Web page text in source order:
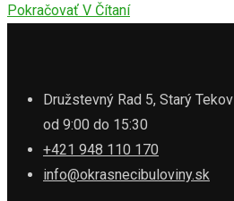
Pokračovať V Čítaní
Družstevný Rad 5, Starý Tekov
od 9:00 do 15:30
+421 948 110 170
info@okrasnecibuloviny.sk